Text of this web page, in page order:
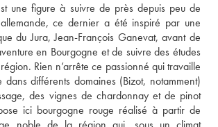
une figure à suivre de près depuis peu de
allemande, ce dernier a été inspiré par une
du Jura, Jean-François Ganevat, avant de
en Bourgogne et de suivre des études
Rien n’arrête ce passionné qui travaille
différents domaines (Bizot, notamment)
des vignes de chardonnay et de pinot
ici bourgogne rouge réalisé à partir de